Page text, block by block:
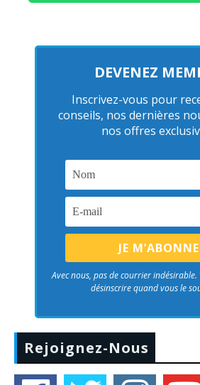
DEVENEZ
Inscrivez-vous pour
conseils, nos dernières
nos offres
Avec nous, pas de courrier indésirable.
désinscrire quand vous le
Rejoignez-Nous